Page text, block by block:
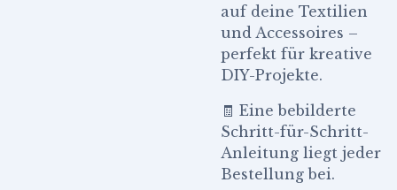
auf deine Textilien
und Accessoires –
perfekt für kreative
DIY-Projekte.
🧾 Eine bebilderte
Schritt-für-Schritt-
Anleitung liegt jeder
Bestellung bei.